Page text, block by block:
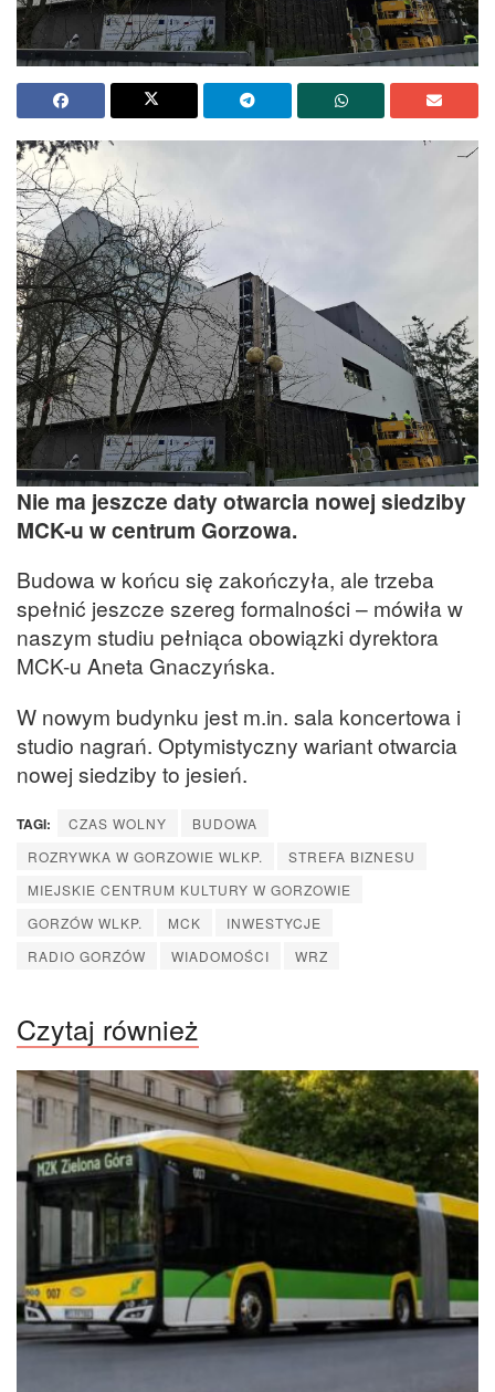
Nie ma jeszcze daty otwarcia nowej siedziby
MCK-u w centrum Gorzowa.
Budowa w końcu się zakończyła, ale trzeba
spełnić jeszcze szereg formalności – mówiła w
naszym studiu pełniąca obowiązki dyrektora
MCK-u Aneta Gnaczyńska.
W nowym budynku jest m.in. sala koncertowa i
studio nagrań. Optymistyczny wariant otwarcia
nowej siedziby to jesień.
TAGI: CZAS WOLNY
BUDOWA
ROZRYWKA W GORZOWIE WLKP.
STREFA BIZNESU
MIEJSKIE CENTRUM KULTURY W GORZOWIE
GORZÓW WLKP.
MCK
INWESTYCJE
RADIO GORZÓW
WIADOMOŚCI WRZ
Czytaj również